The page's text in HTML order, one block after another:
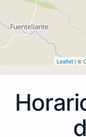
Leaflet | ©